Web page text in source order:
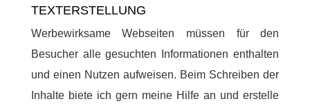
TEXTERSTELLUNG
Werbewirksame Webseiten müssen für den
Besucher alle gesuchten Informationen enthalten
und einen Nutzen aufweisen. Beim Schreiben der
Inhalte biete ich gern meine Hilfe an und erstelle